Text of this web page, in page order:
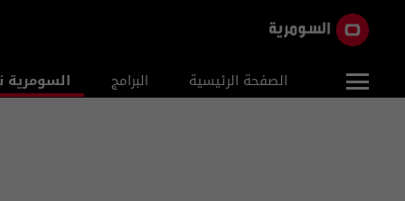
الصفحة الرئيسية البرامج السومرية